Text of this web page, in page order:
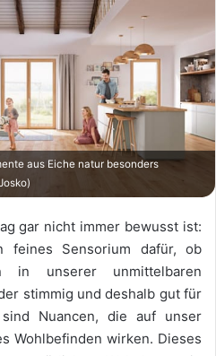
aus Eiche natur besonders
gar nicht immer bewusst ist:
feines Sensorium dafür, ob
in unserer unmittelbaren
stimmig und deshalb gut für
Nuancen, die auf unser
Wohlbefinden wirken. Dieses